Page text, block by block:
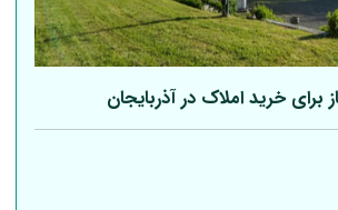
برای خرید املاک در آذربایجان